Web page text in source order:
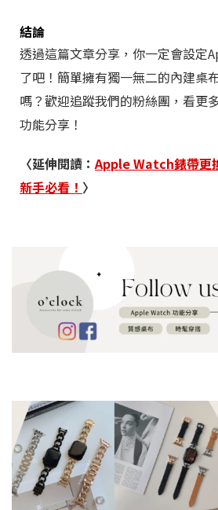
結論
透過這篇文章分享，你一定會設定
了吧！簡單擁有獨一無二的內建桌
嗎？歡迎追蹤我們的粉絲團，看更
功能分享！
〈延伸閱讀：Apple Watch錶帶更
新手必看！ 〉